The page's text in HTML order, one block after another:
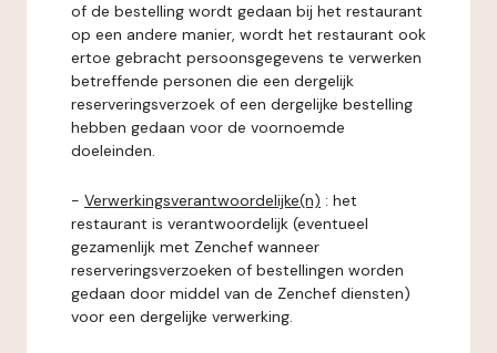
of de bestelling wordt gedaan bij het restaurant
op een andere manier, wordt het restaurant ook
ertoe gebracht persoonsgegevens te verwerken
betreffende personen die een dergelijk
reserveringsverzoek of een dergelijke bestelling
hebben gedaan voor de voornoemde
doeleinden.
- Verwerkingsverantwoordelijke(n) : het
restaurant is verantwoordelijk (eventueel
gezamenlijk met Zenchef wanneer
reserveringsverzoeken of bestellingen worden
gedaan door middel van de Zenchef diensten)
voor een dergelijke verwerking.